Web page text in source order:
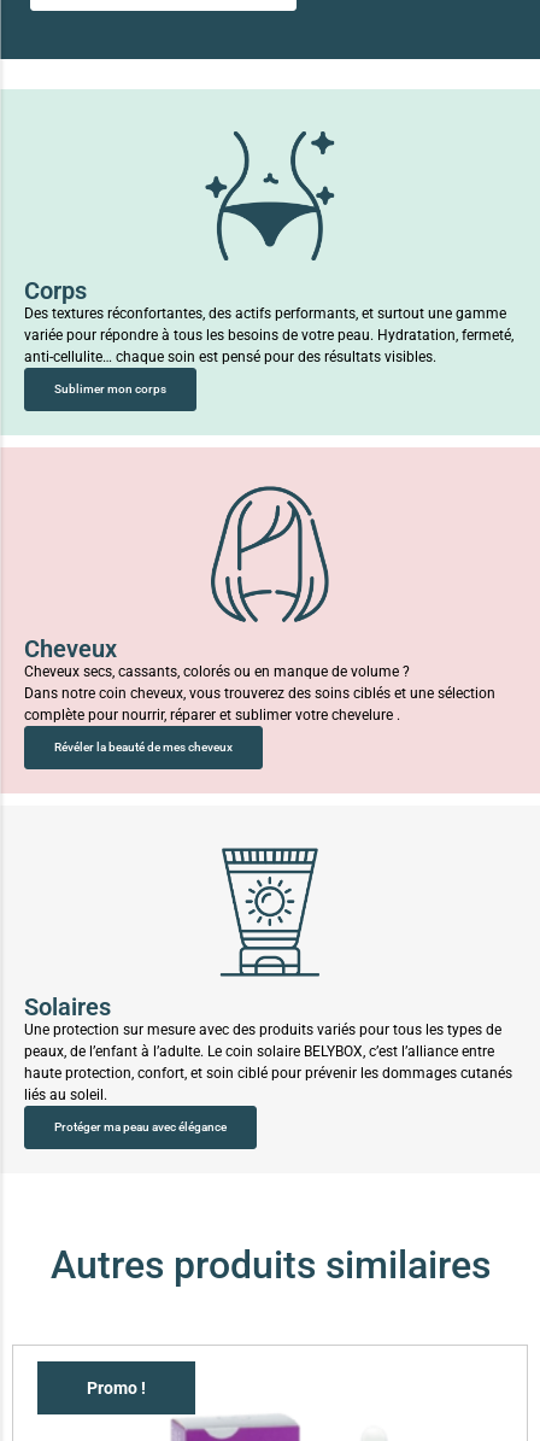
Corps
Des textures réconfortantes, des actifs performants, et surtout une gamme
variée pour répondre à tous les besoins de votre peau. Hydratation, fermeté,
anti-cellulite… chaque soin est pensé pour des résultats visibles.
Sublimer mon corps
Cheveux
Cheveux secs, cassants, colorés ou en manque de volume ?
Dans notre coin cheveux, vous trouverez des soins ciblés et une sélection
complète pour nourrir, réparer et sublimer votre chevelure .
Révéler la beauté de mes cheveux
Solaires
Une protection sur mesure avec des produits variés pour tous les types de
peaux, de l’enfant à l’adulte. Le coin solaire BELYBOX, c’est l’alliance entre
haute protection, confort, et soin ciblé pour prévenir les dommages cutanés
liés au soleil.
Protéger ma peau avec élégance
Autres produits similaires
Promo !